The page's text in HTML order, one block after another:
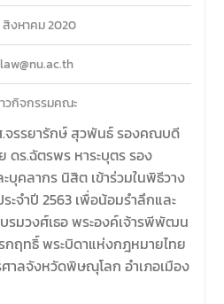
ะจำปีการ
บเกียรติ
รย์ ดร.บุญ
ชัย คณบดี
ยรติเป็น
ร้อมกล่าว
แก่นิสิตใหม่
ผู้ปกครอง
โยบาย
นของคณะ
สิงหาคม 2020
law@nu.ac.th
วกิจกรรมคณะ
จรรยารักษ์ สุวพันธ์ รองคณบดี
ร.ฉัตรพร หาระบุตร รอง
คลากร นิสิต เข้าร่วมในพิธีวาง
ะจำปี 2563 เพื่อน้อมรำลึกและ
บรมวงศ์เธอ พระองค์เจ้ารพีพัฒน
กฤทธิ์ พระบิดาแห่งกฎหมายไทย
าลจังหวัดพิษณุโลก อำเภอเมือง